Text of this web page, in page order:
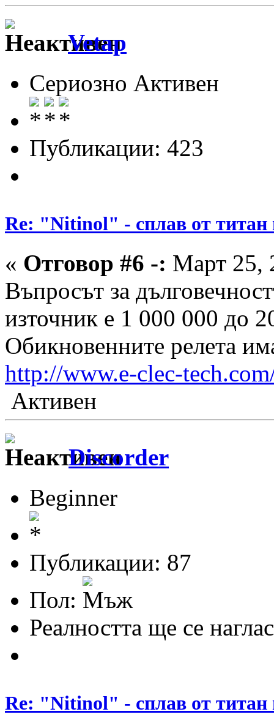
Vetap
Сериозно Активен
Публикации: 423
Re: "Nitinol" - сплав от титан
« Отговор #6 -: Март 25,
Въпросът за
източник е 1 000 000 до
Обикновенните релета
http://www.e-clec-
Активен
Discorder
Beginner
Публикации: 87
Пол:
Реалността ще се
Re: "Nitinol" - сплав от титан